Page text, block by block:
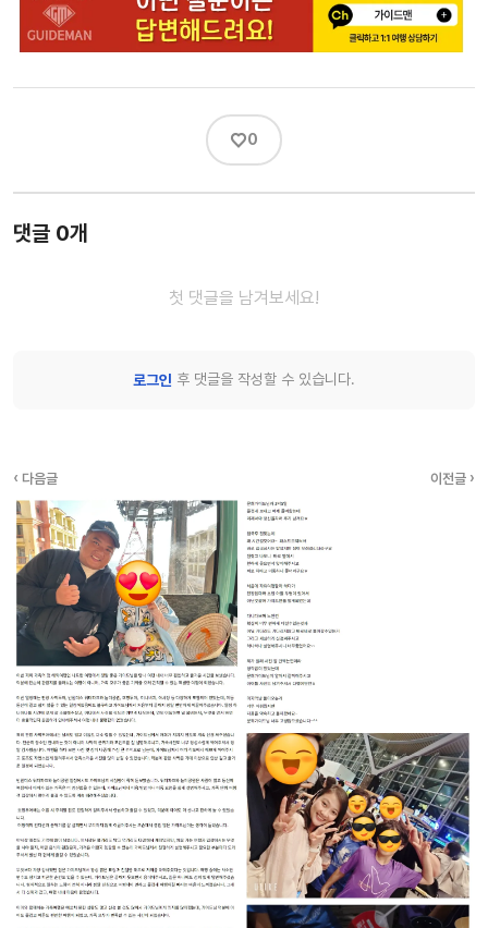
♡0
댓글 0개
첫 댓글을 남겨보세요!
로그인 후 댓글을 작성할 수 있습니다.
‹ 다음글 이전글 ›